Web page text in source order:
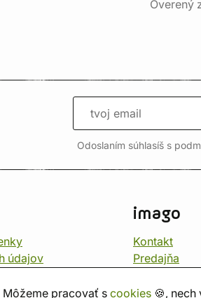
Môžeme pracovať s cookies 🍪, nech
Overený
Odoslaním súhlasíš s
údajov
imago
Kontakt
Predajňa
O nás